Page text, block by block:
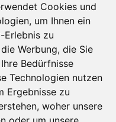
Cookies und
um Ihnen ein
Erlebnis zu
Werbung, die Sie
Bedürfnisse
Technologien nutzen
Ergebnisse zu
woher unsere
Traumautos